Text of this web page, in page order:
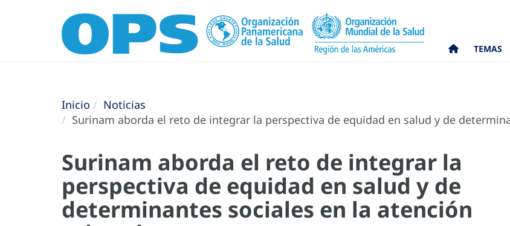
TEMAS
Inicio
Noticias
Surinam aborda el reto de integrar la perspectiva de equidad en salud y de
Surinam aborda el reto de integrar la
perspectiva de equidad en salud y de
determinantes sociales en la atención